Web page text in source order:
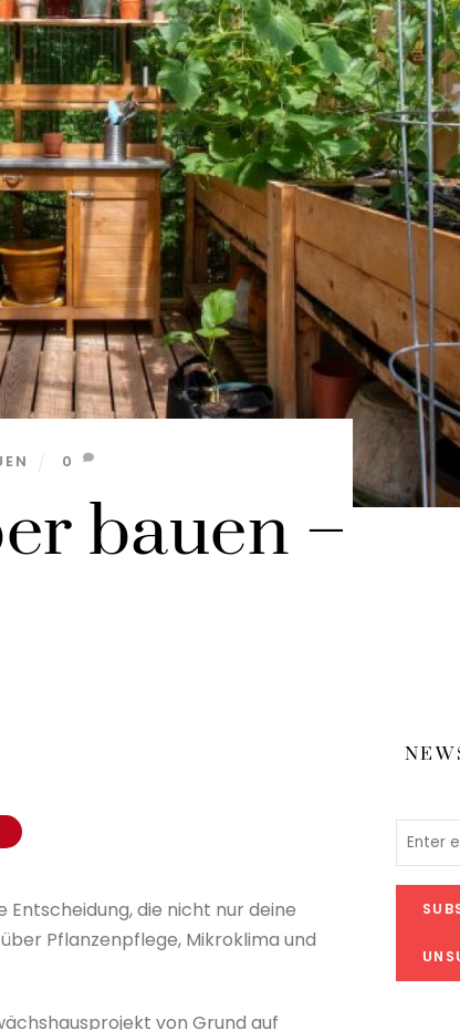
bauen –
0
Entscheidung, die nicht nur deine
Pflanzenpflege, Mikroklima und
von Grund auf